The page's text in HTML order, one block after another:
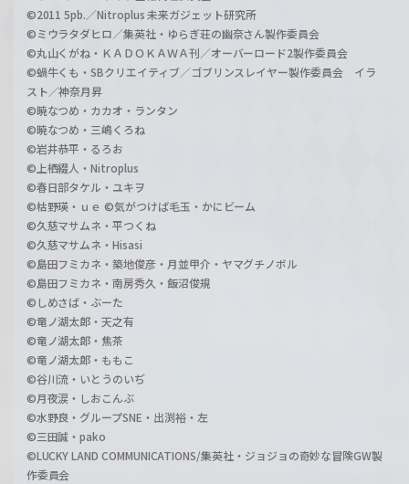
©2011 5pb.／Nitroplus 未来ガジェット研究所
©ミウラタダヒロ／集英社・ゆらぎ荘の幽奈さん製作委員会
©丸山くがね・ＫＡＤＯＫＡＷＡ刊／オーバーロード2製作委員会
©蝸牛くも・SBクリエイティブ／ゴブリンスレイヤー製作委員会 イラ
スト／神奈月昇
©暁なつめ・カカオ・ランタン
©暁なつめ・三嶋くろね
©岩井恭平・るろお
©上栖綴人・Nitroplus
©春日部タケル・ユキヲ
©枯野瑛・ｕｅ ©気がつけば毛玉・かにビーム
©久慈マサムネ・平つくね
©久慈マサムネ・Hisasi
©島田フミカネ・築地俊彦・月並甲介・ヤマグチノボル
©島田フミカネ・南房秀久・飯沼俊規
©しめさば・ぶーた
©竜ノ湖太郎・天之有
©竜ノ湖太郎・焦茶
©竜ノ湖太郎・ももこ
©谷川流・いとうのいぢ
©月夜涙・しおこんぶ
©水野良・グループSNE・出渕裕・左
©三田誠・pako
©LUCKY LAND COMMUNICATIONS/集英社・ジョジョの奇妙な冒険GW製
作委員会